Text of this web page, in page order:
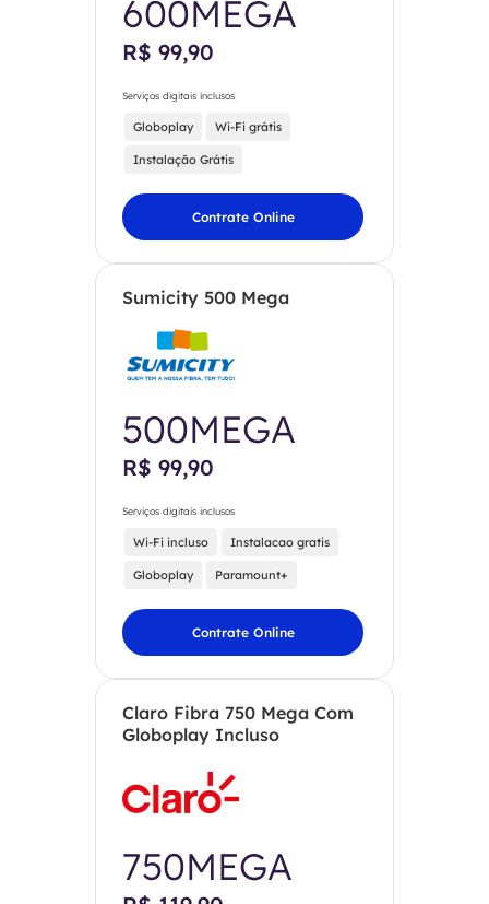
600MEGA
R$ 99,90
Serviços digitais inclusos
Globoplay Wi-Fi grátis
Instalação Grátis
Contrate Online
Sumicity 500 Mega
500MEGA
R$ 99,90
Serviços digitais inclusos
Wi-Fi incluso Instalacao gratis
Globoplay Paramount+
Contrate Online
Claro Fibra 750 Mega Com
Globoplay Incluso
750MEGA